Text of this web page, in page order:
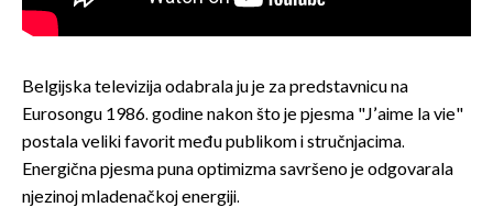
Belgijska televizija odabrala ju je za predstavnicu na
Eurosongu 1986. godine nakon što je pjesma "J’aime la vie"
postala veliki favorit među publikom i stručnjacima.
Energična pjesma puna optimizma savršeno je odgovarala
njezinoj mladenačkoj energiji.